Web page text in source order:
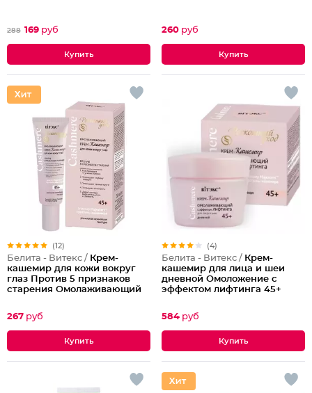
288 169 руб 260 руб
(12)
Белита - Витекс / Крем-
кашемир для кожи вокруг
глаз Против 5 признаков
старения Омолаживающий
267 руб
(4)
Белита - Витекс / Крем-
кашемир для лица и шеи
дневной Омоложение с
эффектом лифтинга 45+
584 руб